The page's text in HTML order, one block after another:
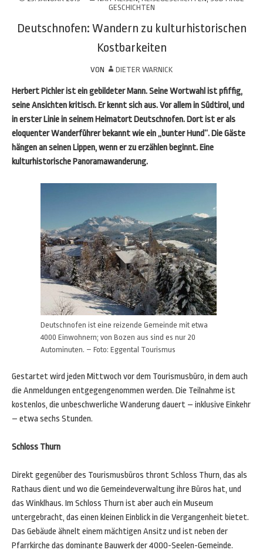
GESCHICHTEN
Deutschnofen: Wandern zu kulturhistorischen
Kostbarkeiten
VON DIETER WARNICK
Herbert Pichler ist ein gebildeter Mann. Seine Wortwahl ist pfiffig,
seine Ansichten kritisch. Er kennt sich aus. Vor allem in Südtirol, und
in erster Linie in seinem Heimatort Deutschnofen. Dort ist er als
eloquenter Wanderführer bekannt wie ein „bunter Hund“. Die Gäste
hängen an seinen Lippen, wenn er zu erzählen beginnt. Eine
kulturhistorische Panoramawanderung.
Deutschnofen ist eine reizende Gemeinde mit etwa
4000 Einwohnern; von Bozen aus sind es nur 20
Autominuten. – Foto: Eggental Tourismus
Gestartet wird jeden Mittwoch vor dem Tourismusbüro, in dem auch
die Anmeldungen entgegengenommen werden. Die Teilnahme ist
kostenlos, die unbeschwerliche Wanderung dauert – inklusive Einkehr
– etwa sechs Stunden.
Schloss Thurn
Direkt gegenüber des Tourismusbüros thront Schloss Thurn, das als
Rathaus dient und wo die Gemeindeverwaltung ihre Büros hat, und
das Winklhaus. Im Schloss Thurn ist aber auch ein Museum
untergebracht, das einen kleinen Einblick in die Vergangenheit bietet.
Das Gebäude ähnelt einem mächtigen Ansitz und ist neben der
Pfarrkirche das dominante Bauwerk der 4000-Seelen-Gemeinde.